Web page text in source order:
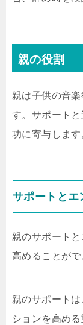
親の役割
親は子供の音
す。サポート
功に寄与します
サポートとエ
親のサポート
高めることがで
親のサポート
ションを高める